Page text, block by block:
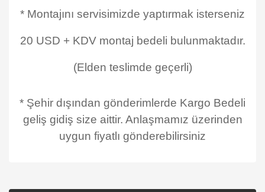
* Montajını servisimizde yaptırmak isterseniz
20 USD + KDV montaj bedeli bulunmaktadır.
(Elden teslimde geçerli)
* Şehir dışından gönderimlerde Kargo Bedeli
geliş gidiş size aittir. Anlaşmamız üzerinden
uygun fiyatlı gönderebilirsiniz